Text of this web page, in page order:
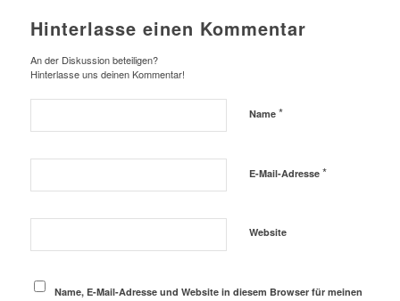
Hinterlasse einen Kommentar
An der Diskussion beteiligen?
Hinterlasse uns deinen Kommentar!
Name *
E-Mail-Adresse *
Website
Name, E-Mail-Adresse und Website in diesem Browser für meinen